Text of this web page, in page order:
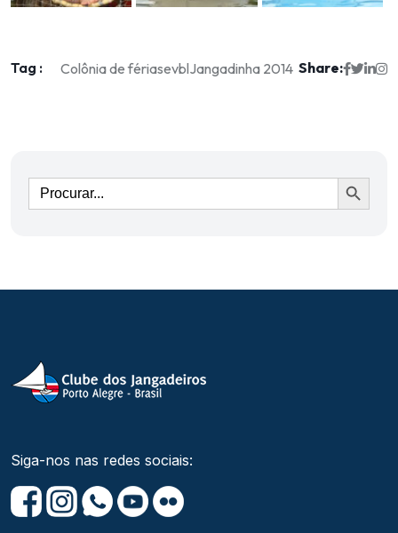
Tag : Colônia de fériasevblJangadinha 2014 Share:
Ir
Siga-nos nas redes sociais: